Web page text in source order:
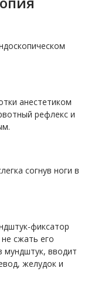
анестетиком
рефлекс и
согнув ноги в
фиксатор
сжать его
мундштук, вводит
желудок и